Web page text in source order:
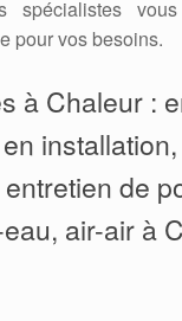
spécialistes
pour vos besoins.
à Chaleur :
installation,
de
air-air à